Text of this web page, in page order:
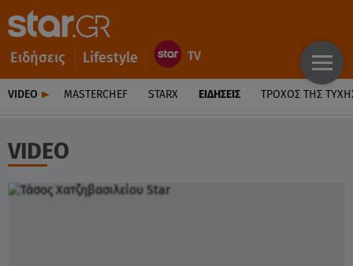
Ειδήσεις Lifestyle
VIDEO MASTERCHEF STARX ΕΙΔΉΣΕΙΣ ΤΡΟΧΌΣ ΤΗΣ
VIDEO